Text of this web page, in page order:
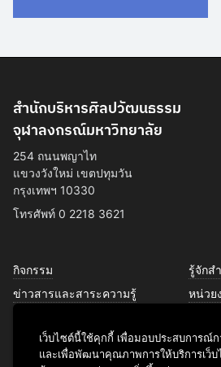
สำนักบริหารศิลปวัฒนธรรม
จุฬาลงกรณ์มหาวิทยาลัย
254 ถนนพญาไท
แขวงวังใหม่ เขตปทุมวัน
กรุงเทพฯ 10330
โทรศัพท์ 0 2218 3621
กิจกรรม
ข่าวสารและสาระความรู้
ศิลปวัฒนธรรม
รู้จักส
หน่วย
บริกา
เว็บไซต์นี้ใช้คุกกี้ เพื่อมอบประสบการณ์
และเพื่อพัฒนาคุณภาพการให้บริการเว็